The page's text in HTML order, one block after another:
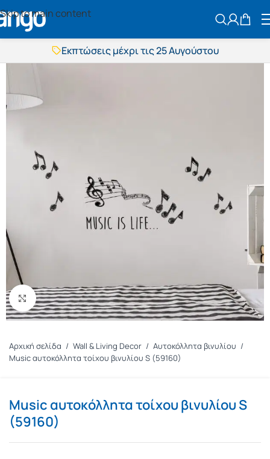
Skip to main content
Εκπτώσεις μέχρι τις 25 Αυγούστου
Δωρεάν μεταφορικά
Πατήστε για μεγέθυνση
Αρχική σελίδα / Wall & Living Decor / Αυτοκόλλητα βινυλίου /
Music αυτοκόλλητα τοίχου βινυλίου S (59160)
Music αυτοκόλλητα τοίχου βινυλίου S
(59160)